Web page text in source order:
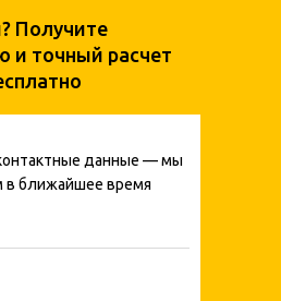
данные — мы
в ближайшее время
Получите
и точный расчет